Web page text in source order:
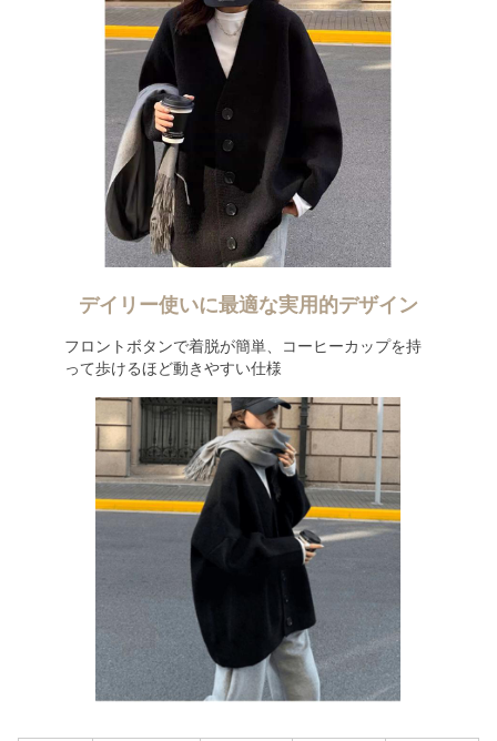
デイリー使いに最適な実用的デザイン
フロントボタンで着脱が簡単、コーヒーカップを持
って歩けるほど動きやすい仕様